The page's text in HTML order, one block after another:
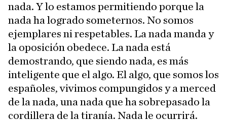
nada. Y lo estamos permitiendo porque la
nada ha logrado someternos. No somos
ejemplares ni respetables. La nada manda y
la oposición obedece. La nada está
demostrando, que siendo nada, es más
inteligente que el algo. El algo, que somos los
españoles, vivimos compungidos y a merced
de la nada, una nada que ha sobrepasado la
cordillera de la tiranía. Nada le ocurrirá.